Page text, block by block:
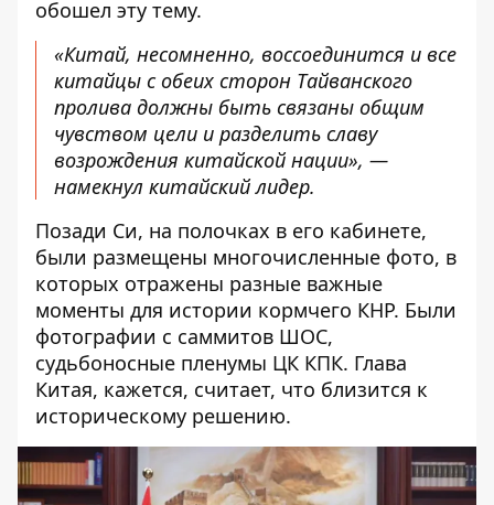
обошел эту тему.
«Китай, несомненно, воссоединится и все
китайцы с обеих сторон Тайванского
пролива должны быть связаны общим
чувством цели и разделить славу
возрождения китайской нации», —
намекнул китайский лидер.
Позади Си, на полочках в его кабинете,
были размещены многочисленные фото, в
которых отражены разные важные
моменты для истории кормчего КНР. Были
фотографии с саммитов ШОС,
судьбоносные пленумы ЦК КПК. Глава
Китая, кажется, считает, что близится к
историческому решению.